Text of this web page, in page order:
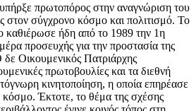
πρωτοπόρος στην αναγνώριση του
στον σύγχρονο κόσμο και πολιτισμό. Το
καθιέρωσε ήδη από το 1989 την 1η
προσευχής για την προστασία της
Οικουμενικός Πατριάρχης
πρωτοβουλίες και τα διεθνή
κινητοποίηση, η οποία επηρέασε
κόσμο. Έκτοτε, το θέμα της σχέσης